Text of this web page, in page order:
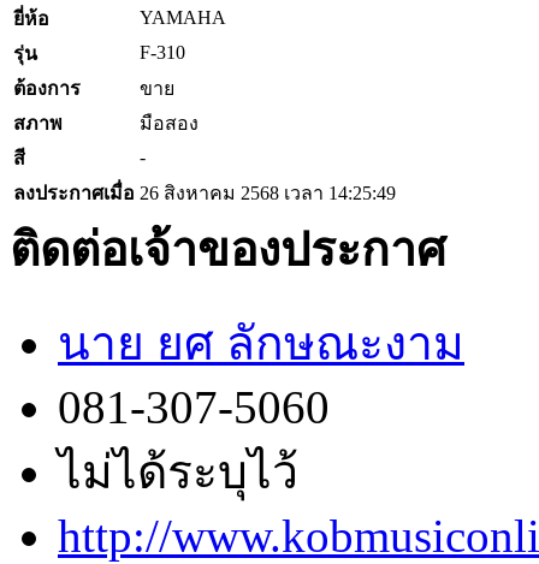
ยี่ห้อ
YAMAHA
รุ่น
F-310
ต้องการ
ขาย
สภาพ
มือสอง
สี
-
ลงประกาศเมื่อ 26 สิงหาคม 2568 เวลา 14:25:49
ติดต่อเจ้าของประกาศ
นาย ยศ ลักษณะงาม
081-307-5060
ไม่ได้ระบุไว้
http://